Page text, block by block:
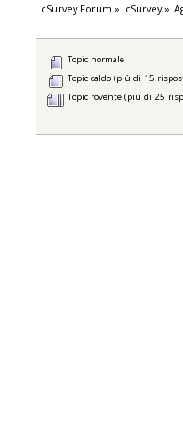
cSurvey Forum » cSurvey»
Topic normale
Topic caldo (più di 15
Topic rovente (più di 25